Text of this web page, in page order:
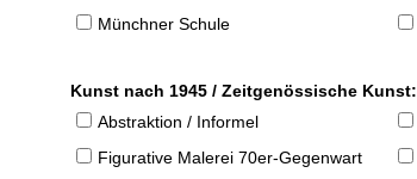
Münchner Schule
Kunst nach 1945 / Zeitgenössische Kunst:
Abstraktion / Informel
Figurative Malerei 70er-Gegenwart